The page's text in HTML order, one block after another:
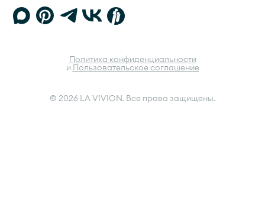
© 2026 LA VIVION. Все права защищены.
Политика конфиденциальности
и Пользовательское соглашение